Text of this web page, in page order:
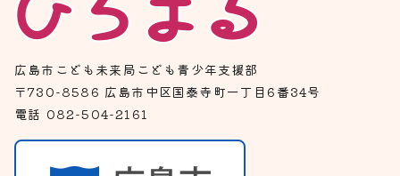
広島市こども未来局こども青少年支援部
〒730-8586 広島市中区国泰寺町一丁目6番34号
電話 082-504-2161